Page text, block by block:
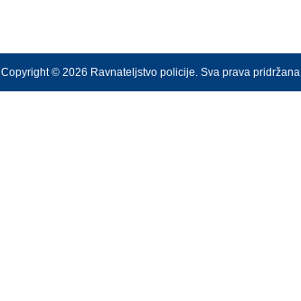
Copyright © 2026 Ravnateljstvo policije. Sva prava pridržana